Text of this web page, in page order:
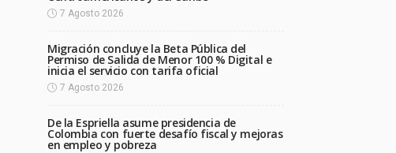
7 Agosto 2026
Migración concluye la Beta Pública del
Permiso de Salida de Menor 100 % Digital e
inicia el servicio con tarifa oficial
7 Agosto 2026
De la Espriella asume presidencia de
Colombia con fuerte desafío fiscal y mejoras
en empleo y pobreza